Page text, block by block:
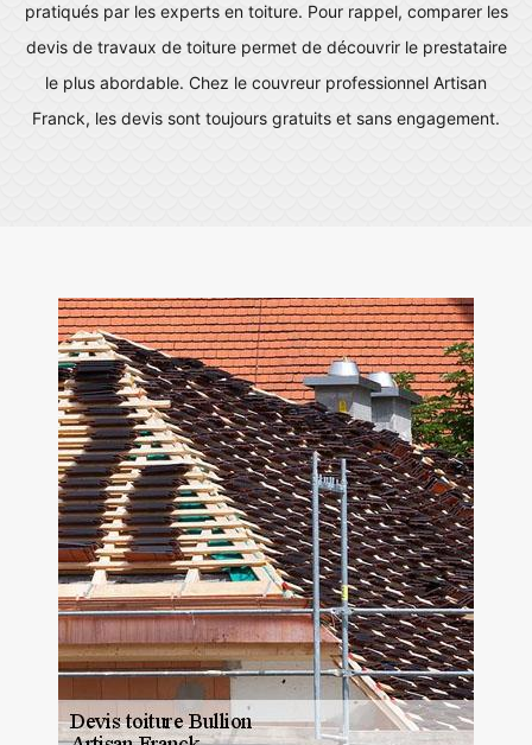
pratiqués par les experts en toiture. Pour rappel, comparer les
devis de travaux de toiture permet de découvrir le prestataire
le plus abordable. Chez le couvreur professionnel Artisan
Franck, les devis sont toujours gratuits et sans engagement.